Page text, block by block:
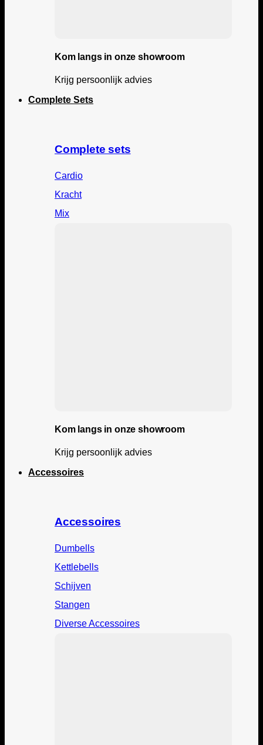
Kom langs in onze showroom
Krijg persoonlijk advies
Complete Sets
Complete sets
Cardio
Kracht
Mix
Kom langs in onze showroom
Krijg persoonlijk advies
Accessoires
Accessoires
Dumbells
Kettlebells
Schijven
Stangen
Diverse Accessoires